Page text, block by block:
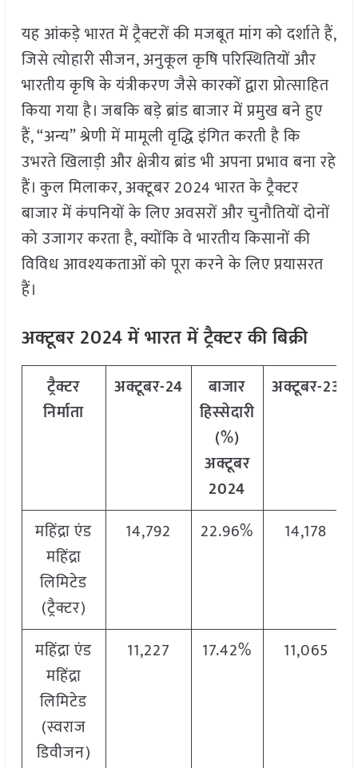
यह आंकड़े भारत में ट्रैक्टरों की मजबूत मांग को दर्शाते हैं,
जिसे त्योहारी सीजन, अनुकूल कृषि परिस्थितियों और
भारतीय कृषि के यंत्रीकरण जैसे कारकों द्वारा प्रोत्साहित
किया गया है। जबकि बड़े ब्रांड बाजार में प्रमुख बने हुए
हैं, “अन्य” श्रेणी में मामूली वृद्धि इंगित करती है कि
उभरते खिलाड़ी और क्षेत्रीय ब्रांड भी अपना प्रभाव बना रहे
हैं। कुल मिलाकर, अक्टूबर 2024 भारत के ट्रैक्टर
बाजार में कंपनियों के लिए अवसरों और चुनौतियों दोनों
को उजागर करता है, क्योंकि वे भारतीय किसानों की
विविध आवश्यकताओं को पूरा करने के लिए प्रयासरत
हैं।
अक्टूबर 2024 में भारत में ट्रैक्टर की बिक्री
ट्रैक्टर
निर्माता
अक्टूबर-24
बाजार
हिस्सेदारी
(%)
अक्टूबर
2024
अक्टूबर-23
महिंद्रा एंड
महिंद्रा
लिमिटेड
(ट्रैक्टर)
14,792 22.96% 14,178
महिंद्रा एंड
महिंद्रा
लिमिटेड
(स्वराज
डिवीजन)
11,227 17.42% 11,065